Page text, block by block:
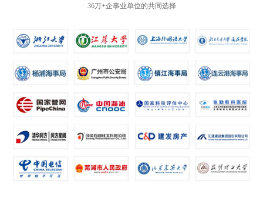
36万+企事业单位的共同选择